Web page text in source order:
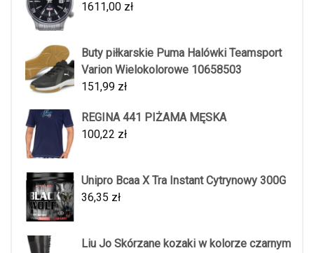
1611,00 zł
Buty piłkarskie Puma Halówki Teamsport
Varion Wielokolorowe 10658503
151,99 zł
REGINA 441 PIŻAMA MĘSKA
100,22 zł
Unipro Bcaa X Tra Instant Cytrynowy 300G
36,35 zł
Liu Jo Skórzane kozaki w kolorze czarnym